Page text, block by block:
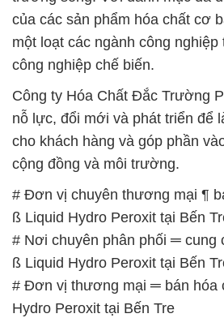
của các sản phẩm hóa chất cơ
một loạt các ngành công
công nghiệp chế biến.
Công ty Hóa Chất Đắc Trường
nỗ lực, đổi mới và phát triển để
cho khách hàng và góp phần
cộng đồng và môi trường.
# Đơn vị chuyên thương mại ¶
ß Liquid Hydro Peroxit tại Bến
# Nơi chuyên phân phối ═ cung
ß Liquid Hydro Peroxit tại Bến
# Đơn vị thương mại ═ bán hóa
Hydro Peroxit tại Bến Tre